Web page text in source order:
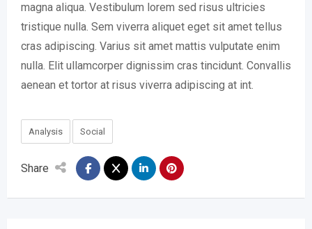
magna aliqua. Vestibulum lorem sed risus ultricies
tristique nulla. Sem viverra aliquet eget sit amet tellus
cras adipiscing. Varius sit amet mattis vulputate enim
nulla. Elit ullamcorper dignissim cras tincidunt. Convallis
aenean et tortor at risus viverra adipiscing at int.
Analysis Social
Share